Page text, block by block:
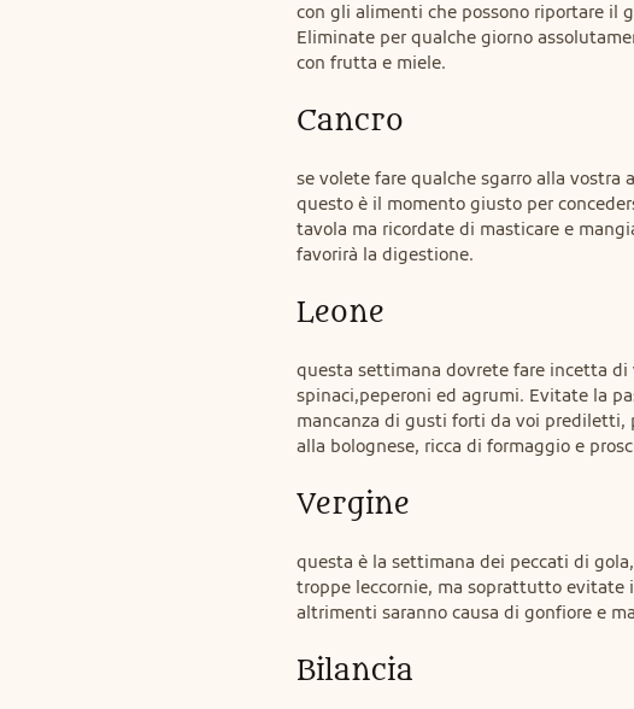
con gli alimenti che possono riportare il
Eliminate per qualche giorno
con frutta e miele.
Cancro
se volete fare qualche sgarro alla
questo è il momento giusto per
tavola ma ricordate di masticare e
favorirà la digestione.
Leone
questa settimana dovrete fare incetta
spinaci,peperoni ed agrumi. Evitate la
mancanza di gusti forti da voi
alla bolognese, ricca di formaggio e
Vergine
questa è la settimana dei peccati di
troppe leccornie, ma soprattutto evitate
altrimenti saranno causa di gonfiore e
Bilancia